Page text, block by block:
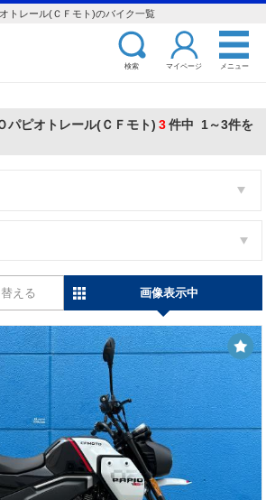
トレール(ＣＦモト)のバイク一覧
検索 マイページ メニュー
ピオトレール(ＣＦモト) 3件中 1～3件を
える 画像表示中